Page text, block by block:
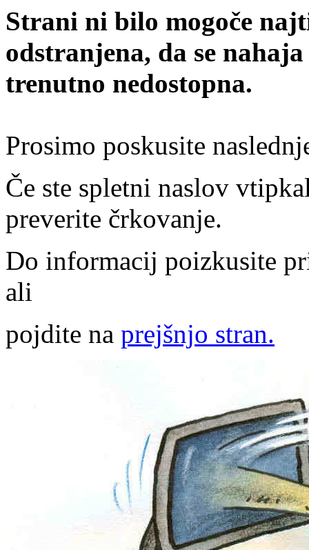
Strani ni bilo mogoče
odstranjena, da se
trenutno nedostopna.
Prosimo poskusite
Če ste spletni naslov
preverite črkovanje.
Do informacij poizkusite
ali
pojdite na prejšnjo stran.